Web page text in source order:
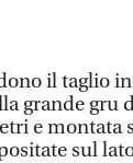
il taglio
grande gru
e montata
sul